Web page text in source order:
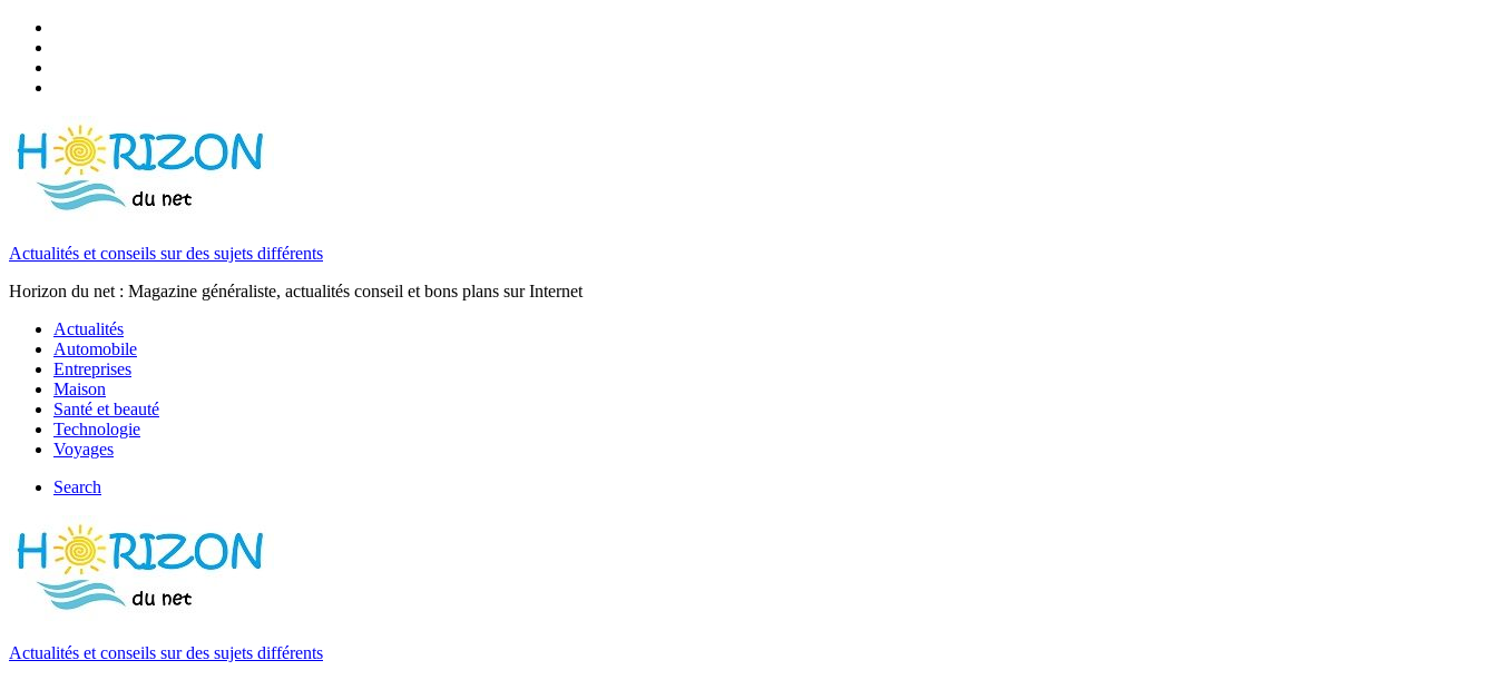
Actualités et conseils sur des sujets différents
Horizon du net : Magazine généraliste, actualités conseil et bons plans sur Internet
Actualités
Automobile
Entreprises
Maison
Santé et beauté
Technologie
Voyages
Search
Actualités et conseils sur des sujets différents